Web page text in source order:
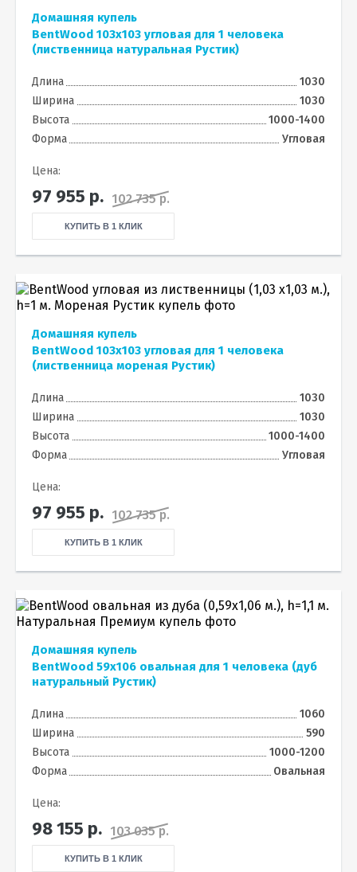
Домашняя купель
BentWood 103х103 угловая для 1 человека
(лиственница натуральная Рустик)
Длина
1030
Ширина
1030
Высота
1000-1400
Форма
Угловая
Цена:
97 955 р. 102 735 р.
КУПИТЬ В 1 КЛИК
Домашняя купель
BentWood 103х103 угловая для 1 человека
(лиственница мореная Рустик)
Длина
1030
Ширина
1030
Высота
1000-1400
Форма
Угловая
Цена:
97 955 р. 102 735 р.
КУПИТЬ В 1 КЛИК
Домашняя купель
BentWood 59х106 овальная для 1 человека (дуб
натуральный Рустик)
Длина
1060
Ширина
590
Высота
1000-1200
Форма
Овальная
Цена:
98 155 р. 103 035 р.
КУПИТЬ В 1 КЛИК